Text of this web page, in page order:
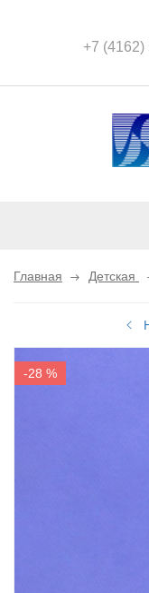
+7 (4162)
Главная Детская